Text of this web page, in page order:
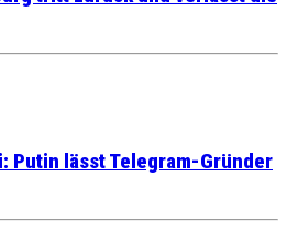
Putin lässt Telegram-Gründer